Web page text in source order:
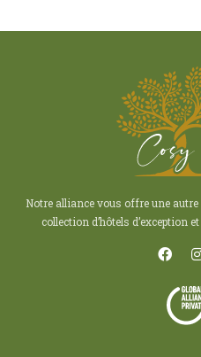
Notre alliance vous offre une
collection d’hôtels d’exception